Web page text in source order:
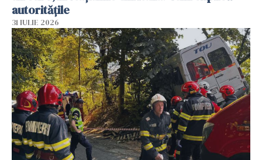
autoritățile
31 IULIE 2026